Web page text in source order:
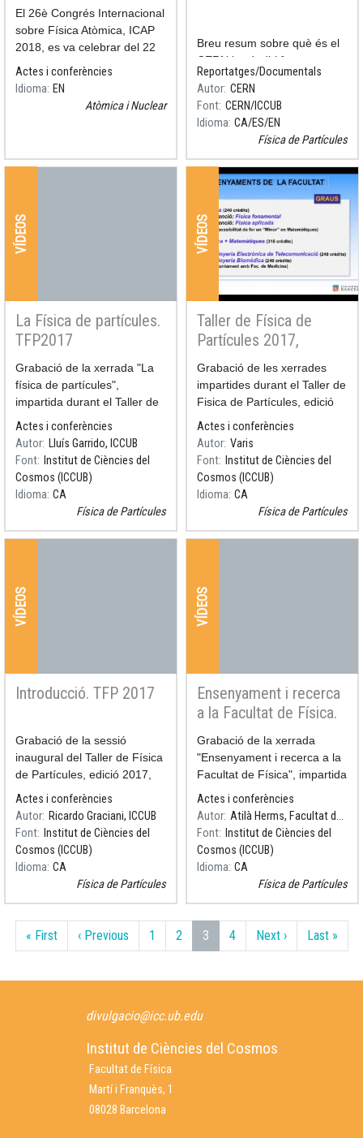
Resum
El 26è Congrés Internacional
sobre Física Atòmica, ICAP
2018, es va celebrar del 22
al 27 de juliol de 2018 a
Barcelona.
Actes i conferències
Idioma EN
Atòmica i Nuclear
Breu resum sobre què és el
CERN i què s'hi fa.
VERSIONS
Versió catalana al Youtube
Reportatges/Documentals
Autor CERN
Font CERN/ICCUB
Idioma CA ES EN
Física de Partícules
VÍDEOS
La Física de partícules.
TFP2017
Resum
Grabació de la xerrada "La
física de partícules",
impartida durant el Taller de
Fisica de Partícules, edició
2017, celebrat a la Facultat
de Física el dia 3 de març de
2017.
Actes i conferències
Autor Lluís Garrido, ICCUB
Font
Institut de Ciències del
Cosmos (ICCUB)
Idioma CA
Física de Partícules
VÍDEOS
Taller de Física de
Partícules 2017,
xerrades
Resum
Grabació de les xerrades
impartides durant el Taller de
Fisica de Partícules, edició
2017, celebrat a la Facultat
de Física el dia 3 de març de
2017.
Són 4 xerrades:
Actes i conferències
Autor Varis
Font
Institut de Ciències del
Cosmos (ICCUB)
Idioma CA
Física de Partícules
VÍDEOS
Introducció. TFP 2017
Resum
Grabació de la sessió
inaugural del Taller de Física
de Partícules, edició 2017,
celebrat a la Facultat de
Física el dia 3 de març de
2017.
Actes i conferències
Autor Ricardo Graciani, ICCUB
Font
Institut de Ciències del
Cosmos (ICCUB)
Idioma CA
Física de Partícules
VÍDEOS
Ensenyament i recerca
a la Facultat de Física.
TFP 2017
Resum
Grabació de la xerrada
"Ensenyament i recerca a la
Facultat de Física", impartida
durant el Taller de Fisica de
Partícules, edició 2017,
celebrat a la Facultat de
Física el dia 3 de març de
2017.
Actes i conferències
Autor
Atilà Herms, Facultat de Física UB
Font
Institut de Ciències del
Cosmos (ICCUB)
Idioma CA
Física de Partícules
Paginació
« FirstPrimera pàgina
‹ PreviousPàgina anterior
1 2 3 4 Next ›Pàgina següent
Last »
divulgacio@icc.ub.edu
Institut de Ciències del Cosmos
Facultat de Física
Martí i Franquès, 1
08028 Barcelona